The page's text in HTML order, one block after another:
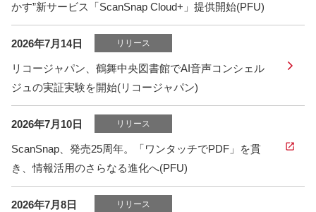
かす”新サービス「ScanSnap Cloud+」提供開始(PFU)
2026年7月14日 リリース
リコージャパン、鶴舞中央図書館でAI音声コンシェル
ジュの実証実験を開始(リコージャパン)
2026年7月10日 リリース
ScanSnap、発売25周年。「ワンタッチでPDF」を貫
き、情報活用のさらなる進化へ(PFU)
2026年7月8日 リリース